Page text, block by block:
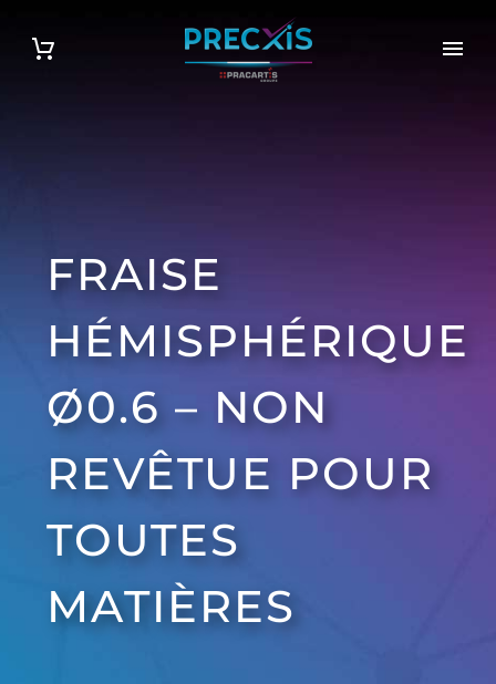
FRAISE
HÉMISPHÉRIQUE
Ø0.6 – NON
REVÊTUE POUR
TOUTES
MATIÈRES